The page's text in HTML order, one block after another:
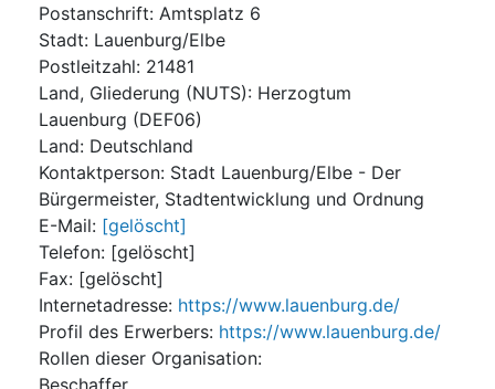
Postanschrift: Amtsplatz 6
Stadt: Lauenburg/Elbe
Postleitzahl: 21481
Land, Gliederung (NUTS): Herzogtum
Lauenburg (DEF06)
Land: Deutschland
Kontaktperson: Stadt Lauenburg/Elbe - Der
Bürgermeister, Stadtentwicklung und Ordnung
E-Mail: [gelöscht]
Telefon: [gelöscht]
Fax: [gelöscht]
Internetadresse: https://www.lauenburg.de/
Profil des Erwerbers: https://www.lauenburg.de/
Rollen dieser Organisation:
Beschaffer